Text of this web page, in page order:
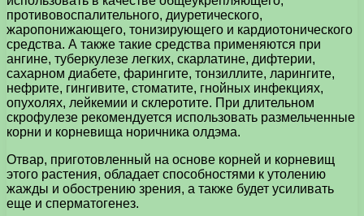
противовоспалительного, диуретического,
жаропонижающего, тонизирующего и кардиотонического
средства. А также такие средства применяются при
ангине, туберкулезе легких, скарлатине, дифтерии,
сахарном диабете, фарингите, тонзиллите, ларингите,
нефрите, гингивите, стоматите, гнойных инфекциях,
опухолях, лейкемии и склеротите. При длительном
скрофулезе рекомендуется использовать размельченные
корни и корневища норичника олдэма.
Отвар, приготовленный на основе корней и корневищ
этого растения, обладает способностями к утолению
жажды и обострению зрения, а также будет усиливать
еще и сперматогенез.